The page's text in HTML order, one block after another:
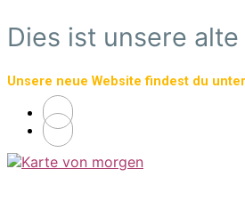
Zum
Hauptinhalt
Dies ist unsere
Unsere neue Website findest du unter